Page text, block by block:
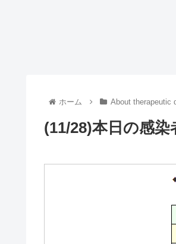
ホーム About therapeutic
(11/28)本日の感染